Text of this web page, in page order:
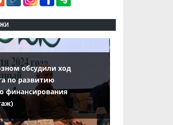
обсудили ход
по развитию
финансирования